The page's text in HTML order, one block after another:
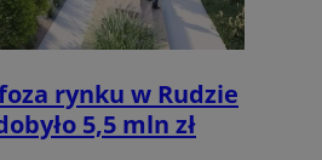
rynku w Rudzie
5,5 mln zł